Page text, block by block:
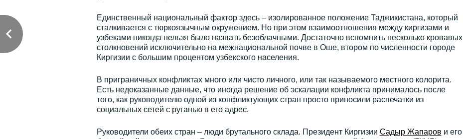
Единственный национальный фактор здесь – изолированное положение Таджикистана, который
сталкивается с тюркоязычным окружением. Но при этом взаимоотношения между киргизами и
узбеками никогда нельзя было назвать безоблачными. Достаточно вспомнить несколько кровавых
столкновений исключительно на межнациональной почве в Оше, втором по численности городе
Киргизии с большим процентом узбекского населения.
В приграничных конфликтах много или чисто личного, или так называемого местного колорита.
Есть недоказанные данные, что иногда решение об эскалации конфликта принималось после
того, как руководителю одной из конфликтующих стран просто приносили распечатки из
социальных сетей с руганью в его адрес.
Руководители обеих стран – люди брутального склада. Президент Киргизии Садыр Жапаров и его